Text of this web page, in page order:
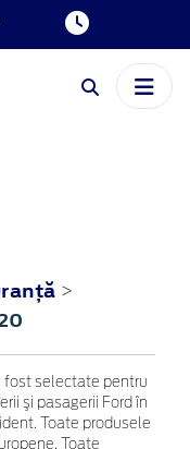
>
fost selectate pentru
şi pasagerii Ford în
Toate produsele
Toate